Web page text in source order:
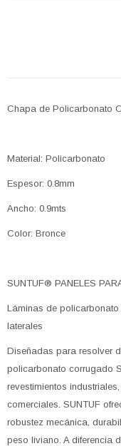
Chapa de Policarbonato
Material: Policarbonato
Espesor: 0.8mm
Ancho: 0.9mts
Color: Bronce
SUNTUF® PANELES
Láminas de
laterales
Diseñadas para resolver
policarbonato corrugado
revestimientos
comerciales. SUNTUF
robustez mecánica,
peso liviano. A diferencia